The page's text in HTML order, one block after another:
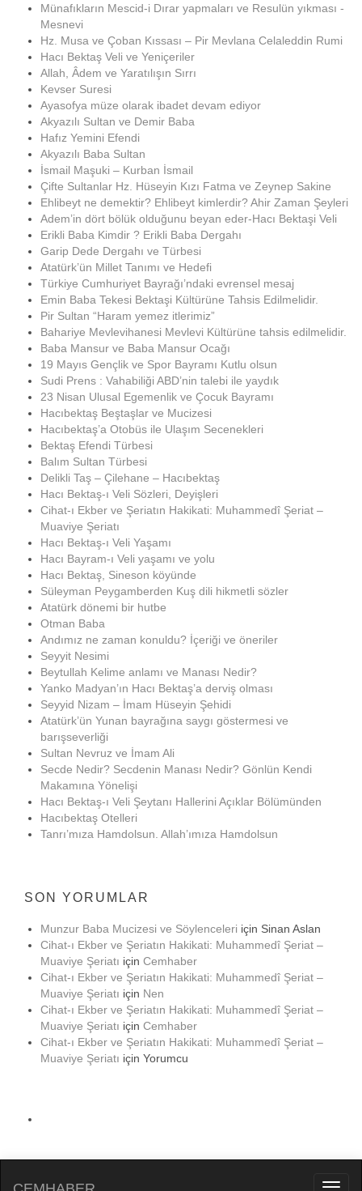
Münafıkların Mescid-i Dırar yapmaları ve Resulün yıkması -
Mesnevi
Hz. Musa ve Çoban Kıssası – Pir Mevlana Celaleddin Rumi
Hacı Bektaş Veli ve Yeniçeriler
Allah, Âdem ve Yaratılışın Sırrı
Kevser Suresi
Ayasofya müze olarak ibadet devam ediyor
Akyazılı Sultan ve Demir Baba
Hafız Yemini Efendi
Akyazılı Baba Sultan
İsmail Maşuki – Kurban İsmail
Çifte Sultanlar Hz. Hüseyin Kızı Fatma ve Zeynep Sakine
Ehlibeyt ne demektir? Ehlibeyt kimlerdir? Ahir Zaman Şeyleri
Adem’in dört bölük olduğunu beyan eder-Hacı Bektaşi Veli
Erikli Baba Kimdir ? Erikli Baba Dergahı
Garip Dede Dergahı ve Türbesi
Atatürk’ün Millet Tanımı ve Hedefi
Türkiye Cumhuriyet Bayrağı’ndaki evrensel mesaj
Emin Baba Tekesi Bektaşi Kültürüne Tahsis Edilmelidir.
Pir Sultan “Haram yemez itlerimiz”
Bahariye Mevlevihanesi Mevlevi Kültürüne tahsis edilmelidir.
Baba Mansur ve Baba Mansur Ocağı
19 Mayıs Gençlik ve Spor Bayramı Kutlu olsun
Sudi Prens : Vahabiliği ABD’nin talebi ile yaydık
23 Nisan Ulusal Egemenlik ve Çocuk Bayramı
Hacıbektaş Beştaşlar ve Mucizesi
Hacıbektaş’a Otobüs ile Ulaşım Secenekleri
Bektaş Efendi Türbesi
Balım Sultan Türbesi
Delikli Taş – Çilehane – Hacıbektaş
Hacı Bektaş-ı Veli Sözleri, Deyişleri
Cihat-ı Ekber ve Şeriatın Hakikati: Muhammedî Şeriat –
Muaviye Şeriatı
Hacı Bektaş-ı Veli Yaşamı
Hacı Bayram-ı Veli yaşamı ve yolu
Hacı Bektaş, Sineson köyünde
Süleyman Peygamberden Kuş dili hikmetli sözler
Atatürk dönemi bir hutbe
Otman Baba
Andımız ne zaman konuldu? İçeriği ve öneriler
Seyyit Nesimi
Beytullah Kelime anlamı ve Manası Nedir?
Yanko Madyan’ın Hacı Bektaş’a derviş olması
Seyyid Nizam – İmam Hüseyin Şehidi
Atatürk’ün Yunan bayrağına saygı göstermesi ve
barışseverliği
Sultan Nevruz ve İmam Ali
Secde Nedir? Secdenin Manası Nedir? Gönlün Kendi
Makamına Yönelişi
Hacı Bektaş-ı Veli Şeytanı Hallerini Açıklar Bölümünden
Hacıbektaş Otelleri
Tanrı’mıza Hamdolsun. Allah’ımıza Hamdolsun
SON YORUMLAR
Munzur Baba Mucizesi ve Söylenceleri için Sinan Aslan
Cihat-ı Ekber ve Şeriatın Hakikati: Muhammedî Şeriat –
Muaviye Şeriatı için Cemhaber
Cihat-ı Ekber ve Şeriatın Hakikati: Muhammedî Şeriat –
Muaviye Şeriatı için Nen
Cihat-ı Ekber ve Şeriatın Hakikati: Muhammedî Şeriat –
Muaviye Şeriatı için Cemhaber
Cihat-ı Ekber ve Şeriatın Hakikati: Muhammedî Şeriat –
Muaviye Şeriatı için Yorumcu